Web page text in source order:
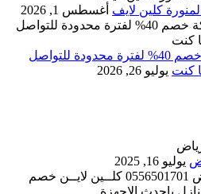
كلين لايف أغسطس 1, 2026
شركة كلين لايف بمكة خصم 40% لفترة محدودة للتواصل
يوليو 26, 2026
يوليو 16, 2025